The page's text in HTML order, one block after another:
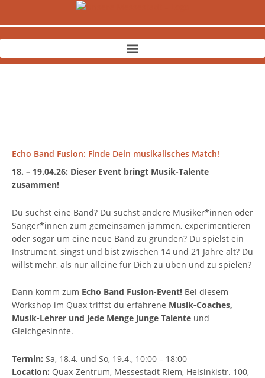
Echo Band Fusion: Finde Dein musikalisches Match!
18. – 19.04.26: Dieser Event bringt Musik-Talente
zusammen!
Du suchst eine Band? Du suchst andere Musiker*innen oder
Sänger*innen zum gemeinsamen jammen, experimentieren
oder sogar um eine neue Band zu gründen? Du spielst ein
Instrument, singst und bist zwischen 14 und 21 Jahre alt? Du
willst mehr, als nur alleine für Dich zu üben und zu spielen?
Dann komm zum Echo Band Fusion-Event! Bei diesem
Workshop im Quax triffst du erfahrene Musik-Coaches,
Musik-Lehrer und jede Menge junge Talente und
Gleichgesinnte.
Termin: Sa, 18.4. und So, 19.4., 10:00 – 18:00
Location: Quax-Zentrum, Messestadt Riem, Helsinkistr. 100,